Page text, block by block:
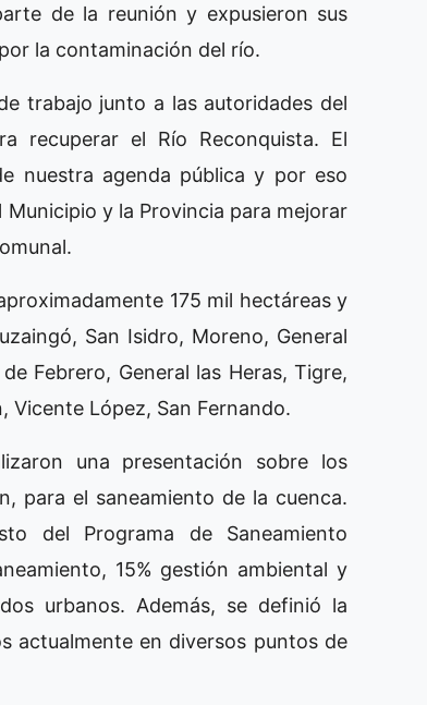
de la reunión y expusieron sus
la contaminación del río.
trabajo junto a las autoridades del
recuperar el Río Reconquista. El
nuestra agenda pública y por eso
y la Provincia para mejorar
175 mil hectáreas y
San Isidro, Moreno, General
Febrero, General las Heras, Tigre,
Vicente López, San Fernando.
una presentación sobre los
para el saneamiento de la cuenca.
del Programa de Saneamiento
15% gestión ambiental y
urbanos. Además, se definió la
actualmente en diversos puntos de